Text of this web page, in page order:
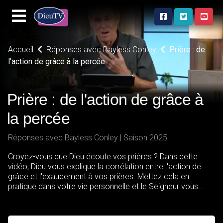
Accueil Réponses avec Bayless Conley
Prière : de
l'action de grâce à la percée
Prière : de l'action de grâce à
la percée
Réponses avec Bayless Conley | Saison 2025
Croyez-vous que Dieu écoute vos prières ? Dans cette
vidéo, Dieu vous explique la corrélation entre l'action de
grâce et l'exaucement à vos prières. Mettez cela en
pratique dans votre vie personnelle et le Seigneur vous